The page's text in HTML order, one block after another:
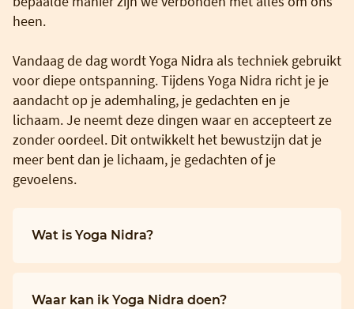
heen.
Vandaag de dag wordt Yoga Nidra als techniek gebruikt
voor diepe ontspanning. Tijdens Yoga Nidra richt je je
aandacht op je ademhaling, je gedachten en je
lichaam. Je neemt deze dingen waar en accepteert ze
zonder oordeel. Dit ontwikkelt het bewustzijn dat je
meer bent dan je lichaam, je gedachten of je
gevoelens.
Wat is Yoga Nidra?
Waar kan ik Yoga Nidra doen?